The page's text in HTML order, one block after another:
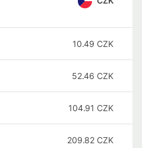
10.49 CZK
52.46 CZK
104.91 CZK
209.82 CZK